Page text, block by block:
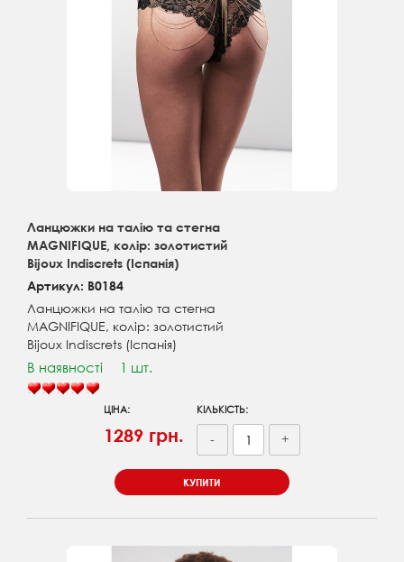
Ланцюжки на талію та стегна
MAGNIFIQUE, колір: золотистий
Bijoux Indiscrets (Іспанія)
Артикул: B0184
Ланцюжки на талію та стегна
MAGNIFIQUE, колір: золотистий
Bijoux Indiscrets (Іспанія)
В наявності 1 шт.
ЦІНА:
1289 грн.
КІЛЬКІСТЬ:
- +
КУПИТИ